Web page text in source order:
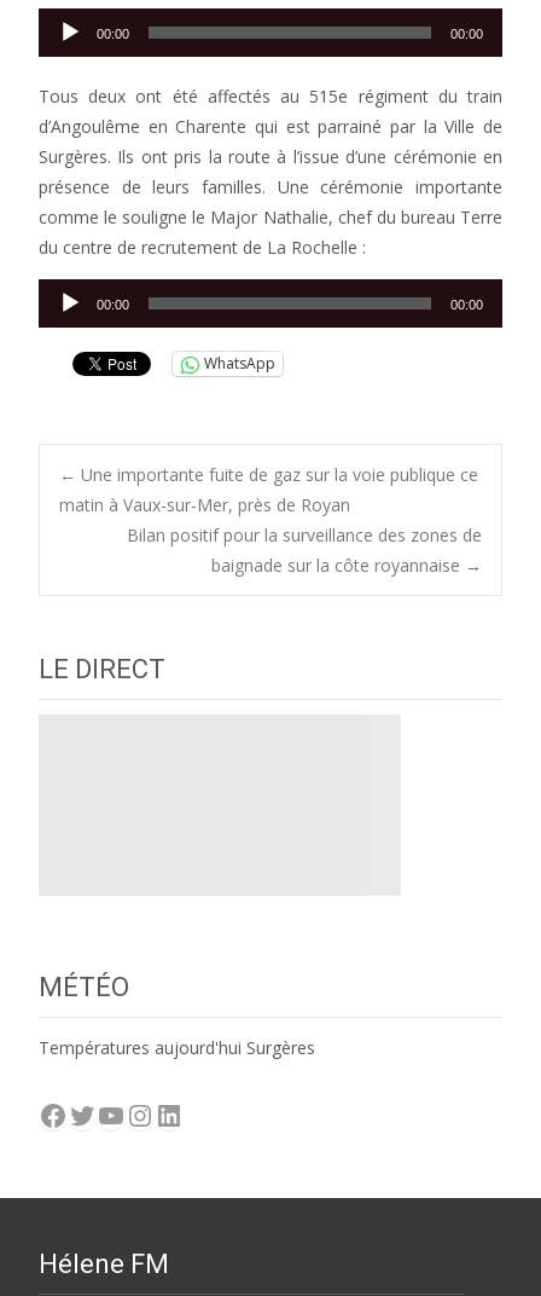
Lecteur
audio
00:00 00:00
Tous deux ont été affectés au 515e régiment du train
d’Angoulême en Charente qui est parrainé par la Ville de
Surgères. Ils ont pris la route à l’issue d’une cérémonie en
présence de leurs familles. Une cérémonie importante
comme le souligne le Major Nathalie, chef du bureau Terre
du centre de recrutement de La Rochelle :
Lecteur
audio
00:00 00:00
WhatsApp
Post
navigation
← Une importante fuite de gaz sur la voie publique ce
matin à Vaux-sur-Mer, près de Royan
Bilan positif pour la surveillance des zones de
baignade sur la côte royannaise →
LE DIRECT
MÉTÉO
Températures aujourd'hui Surgères
Facebook
Twitter
YouTube
Instagram
LinkedIn
Hélene FM